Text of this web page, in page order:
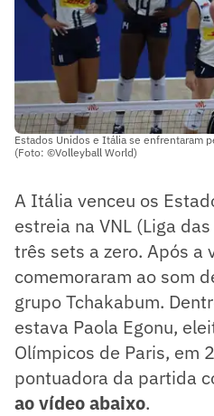
Estados Unidos e Itália se enfrentaram
(Foto: ©Volleyball World)
A Itália venceu os
estreia na VNL (Liga
três sets a zero. Após a
comemoraram ao som
grupo Tchakabum.
estava Paola Egonu,
Olímpicos de Paris, em
pontuadora da partida
ao vídeo abaixo.